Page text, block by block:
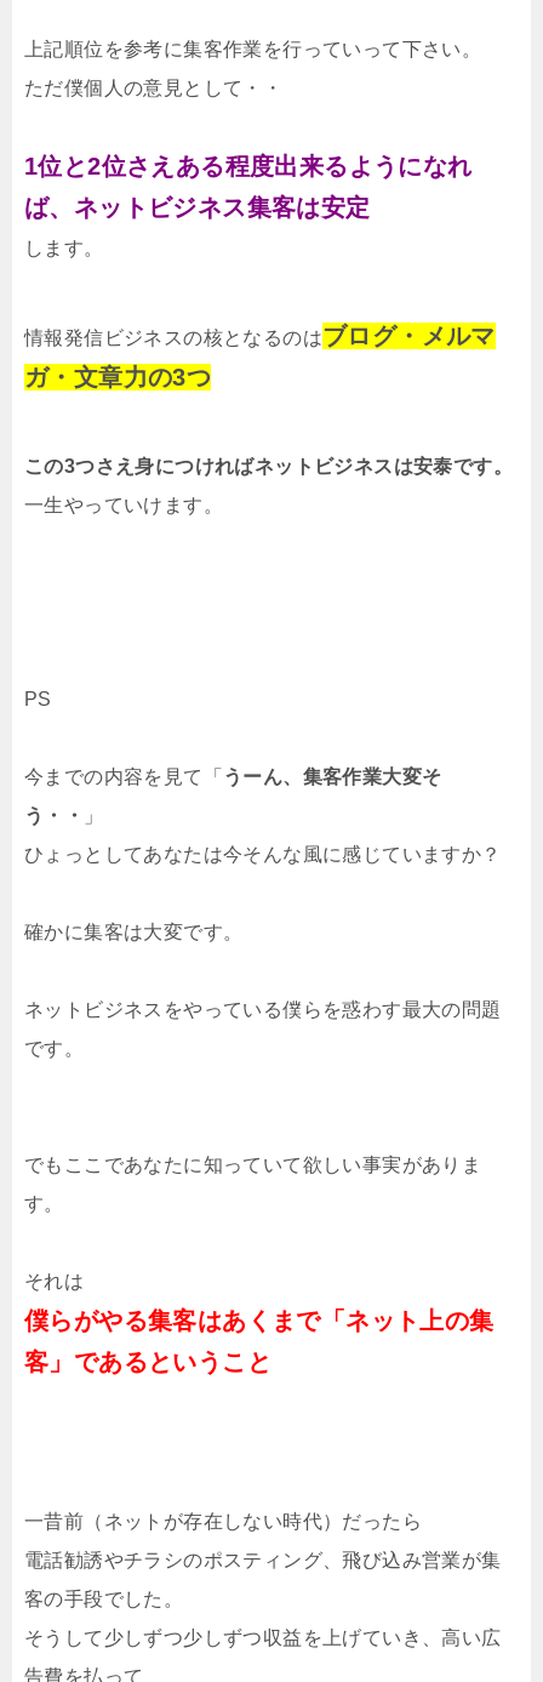
上記順位を参考に集客作業を行っていって下さい。
ただ僕個人の意見として・・
1位と2位さえある程度出来るようになれ
ば、 ネットビジネス集客は安定
します。
情報発信ビジネスの核となるのはブログ・メルマ
ガ・文章力の3つ
この3つさえ身につければネットビジネスは安泰です。
一生やっていけます。
PS
今までの内容を見て「 うーん、集客作業大変そ
う・・
」
ひょっとしてあなたは今そんな風に感じていますか？
確かに集客は大変です。
ネットビジネスをやっている僕らを惑わす最大の問題
です。
でもここであなたに知っていて欲しい事実がありま
す。
それは
僕らがやる集客はあくまで「ネット上の集
客」であるということ
一昔前（ネットが存在しない時代）だったら
電話勧誘やチラシのポスティング、飛び込み営業が集
客の手段でした。
そうして少しずつ少しずつ収益を上げていき、高い広
告費を払って